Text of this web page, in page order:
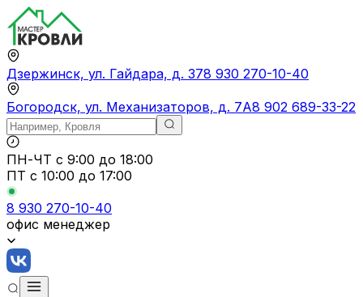
Дзержинск, ул. Гайдара, д. 378 930 270-10-40
Богородск, ул. Механизаторов, д. 7А8 902 689-33-22
ПН-ЧТ с 9:00 до 18:00
ПТ с 10:00 до 17:00
8 930 270-10-40
офис менеджер